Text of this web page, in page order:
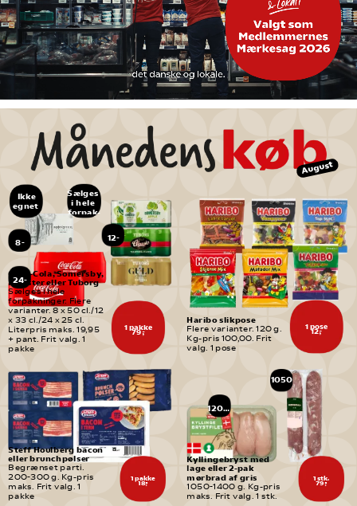
August
1 stk.
79,-
Kyllingebryst med
lage eller 2-pak
mørbrad af gris
1050-1400 g. Kg-pris
maks. Frit valg. 1 stk.
1 pose
12,-
Haribo slikpose
Flere varianter. 120 g.
Kg-pris 100,00. Frit
valg. 1 pose
1 pakke
18,-
Steff Houlberg bacon
eller brunchpølser
Begrænset parti.
200-300 g. Kg-pris
maks. Frit valg. 1
pakke
1 pakke
79,-
Coca-Cola, Somersby,
Monster eller Tuborg
Sælges i hele
forpakninger. Flere
varianter. 8 x 50 cl./12
x 33 cl./24 x 25 cl.
Literpris maks. 19,95
+ pant. Frit valg. 1
pakke
12-
pak
Sælges
i hele
forpak-
ninger
24-
pak
8-
pak
Ikke
egnet
til
børn
1200
g
1050
1400